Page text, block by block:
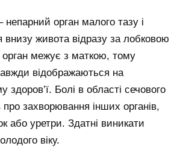
орган малого тазу і
внизу живота відразу за лобковою
орган межує з маткою, тому
відображаються на
здоров’ї. Болі в області сечового
про захворювання інших органів,
або уретри. Здатні виникати
віку.